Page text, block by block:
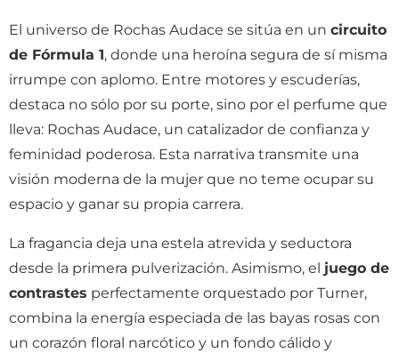
El universo de Rochas Audace se sitúa en un circuito
de Fórmula 1, donde una heroína segura de sí misma
irrumpe con aplomo. Entre motores y escuderías,
destaca no sólo por su porte, sino por el perfume que
lleva: Rochas Audace, un catalizador de confianza y
feminidad poderosa. Esta narrativa transmite una
visión moderna de la mujer que no teme ocupar su
espacio y ganar su propia carrera.
La fragancia deja una estela atrevida y seductora
desde la primera pulverización. Asimismo, el juego de
contrastes perfectamente orquestado por Turner,
combina la energía especiada de las bayas rosas con
un corazón floral narcótico y un fondo cálido y